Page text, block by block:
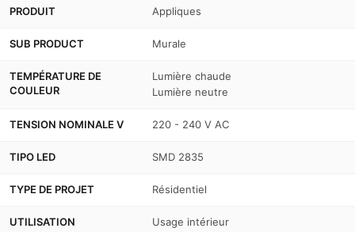
PRODUIT Appliques
SUB PRODUCT Murale
TEMPÉRATURE DE
COULEUR
Lumière chaude
Lumière neutre
TENSION NOMINALE V 220 - 240 V AC
TIPO LED SMD 2835
TYPE DE PROJET Résidentiel
UTILISATION Usage intérieur